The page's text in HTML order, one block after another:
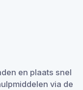
en plaats snel
via de